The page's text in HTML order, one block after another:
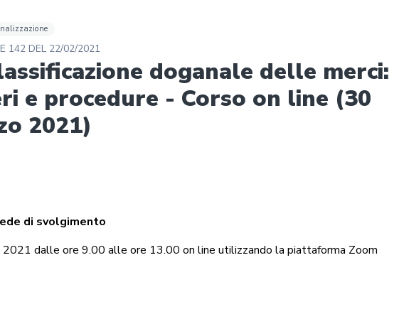
142 DEL 22/02/2021
doganale delle merci:
e procedure - Corso on line (30
2021)
di svolgimento
2021 dalle ore 9.00 alle ore 13.00 on line utilizzando la piattaforma Zoom